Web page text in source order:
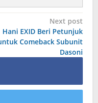
Next post
Hani EXID Beri Petunjuk
Comeback Subunit
Dasoni